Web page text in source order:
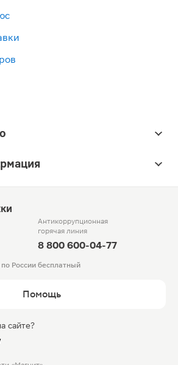
Антикоррупционная
горячая линия
8 800 600-04-77
России бесплатный
Помощь
сайте?